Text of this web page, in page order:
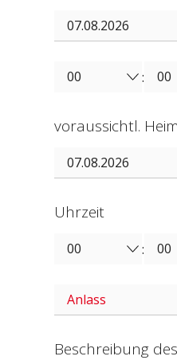
:
voraussichtl.
Uhrzeit
:
Beschreibung